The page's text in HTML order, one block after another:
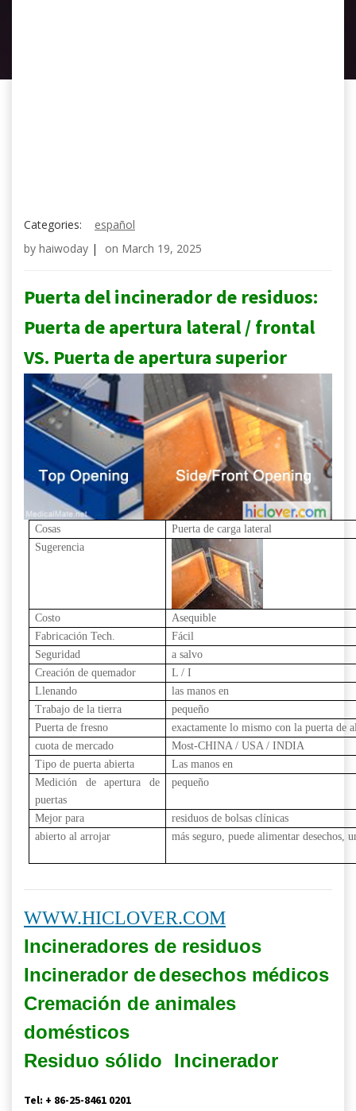
Categories:
español
by haiwoday | on March 19, 2025
Puerta del incinerador de residuos:
Puerta de apertura lateral / frontal
VS. Puerta de apertura superior
Cosas
Puerta de carga lateral
Sugerencia
Costo
Asequible
Fabricación Tech.
Fácil
Seguridad
a salvo
Creación de quemador
L / I
Llenando
las manos en
Trabajo de la tierra
pequeño
Puerta de fresno
exactamente lo mismo con la puerta de
cuota de mercado
Most-CHINA / USA / INDIA
Tipo de puerta abierta
Las manos en
Medición de apertura de
puertas
pequeño
Mejor para
residuos de bolsas clínicas
abierto al arrojar
más seguro, puede alimentar desechos,
WWW.HICLOVER.COM
Incineradores de residuos
Incinerador dedesechos médicos
Cremación de animales
domésticos
Residuo sólido
Incinerador
Tel: + 86-25-8461 0201